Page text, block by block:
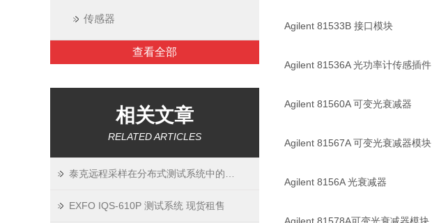
传感器
查看全部
相关文章
RELATED ARTICLES
EXFO IQS-610P 测试系统 现货租售
Agilent 81533B 接口模块
Agilent 81536A 光功率计传感插件
Agilent 81560A 可变光衰减器
Agilent 81567A 可变光衰减器模块
Agilent 8156A 光衰减器